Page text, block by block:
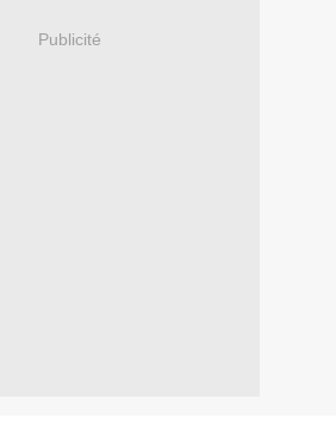
Publicité